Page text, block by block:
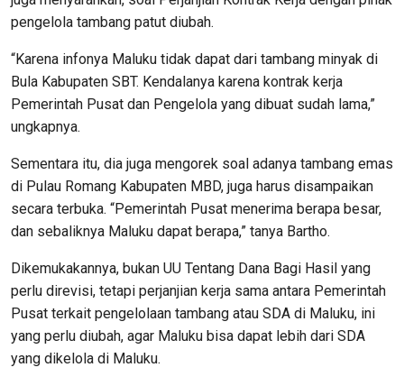
pengelola tambang patut diubah.
“Karena infonya Maluku tidak dapat dari tambang minyak di
Bula Kabupaten SBT. Kendalanya karena kontrak kerja
Pemerintah Pusat dan Pengelola yang dibuat sudah lama,”
ungkapnya.
Sementara itu, dia juga mengorek soal adanya tambang emas
di Pulau Romang Kabupaten MBD, juga harus disampaikan
secara terbuka. “Pemerintah Pusat menerima berapa besar,
dan sebaliknya Maluku dapat berapa,” tanya Bartho.
Dikemukakannya, bukan UU Tentang Dana Bagi Hasil yang
perlu direvisi, tetapi perjanjian kerja sama antara Pemerintah
Pusat terkait pengelolaan tambang atau SDA di Maluku, ini
yang perlu diubah, agar Maluku bisa dapat lebih dari SDA
yang dikelola di Maluku.